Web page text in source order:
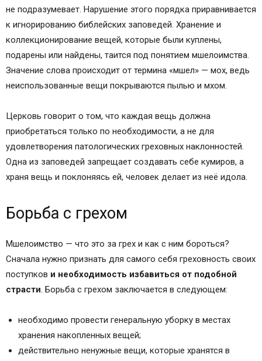
не подразумевает. Нарушение этого порядка приравнивается
к игнорированию библейских заповедей. Хранение и
коллекционирование вещей, которые были куплены,
подарены или найдены, таится под понятием мшелоимства.
Значение слова происходит от термина «мшел» — мох, ведь
неиспользованные вещи покрываются пылью и мхом.
Церковь говорит о том, что каждая вещь должна
приобретаться только по необходимости, а не для
удовлетворения патологических греховных наклонностей.
Одна из заповедей запрещает создавать себе кумиров, а
храня вещь и поклоняясь ей, человек делает из неё идола.
Борьба с грехом
Мшелоимство — что это за грех и как с ним бороться?
Сначала нужно признать для самого себя греховность своих
поступков и необходимость избавиться от подобной
страсти. Борьба с грехом заключается в следующем:
необходимо провести генеральную уборку в местах
хранения накопленных вещей;
действительно ненужные вещи, которые хранятся в